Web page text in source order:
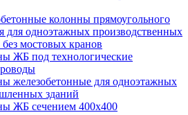
колонны прямоугольного
для одноэтажных производственных
без мостовых кранов
ЖБ под технологические
железобетонные для одноэтажных
зданий
ЖБ сечением 400х400